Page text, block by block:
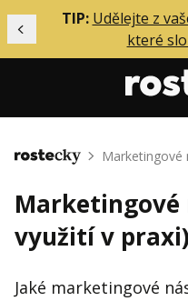
Předchozí
TIP: Udělejte z
které
Mentoring
Solo
Akce
Inzerce
Domů Marketingové
Marketingové
využití v praxi)
Jaké marketingové